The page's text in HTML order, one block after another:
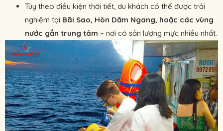
Tùy theo điều kiện thời tiết, du khách có thể được trải
nghiệm tại Bãi Sao, Hòn Dăm Ngang, hoặc các vùng
nước gần trung tâm – nơi có sản lượng mực nhiều nhất.